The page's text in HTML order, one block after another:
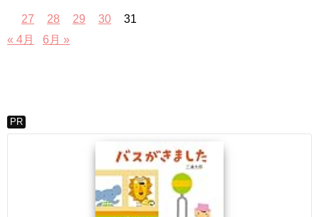
27 28 29 30
31
« 4月
6月 »
PR